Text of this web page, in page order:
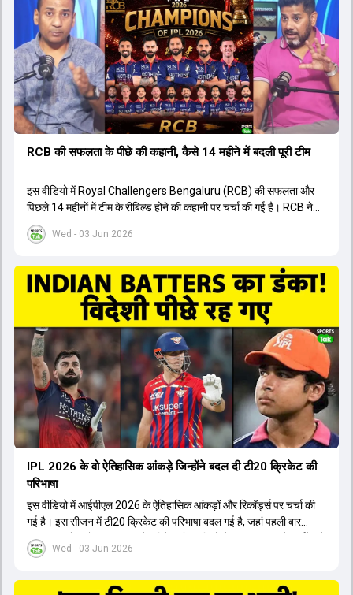
ने कहा कि टूर्नामेंट जीतने वाली टीम के अलावा इस सीजन की सबसे बड़ी बात इस
युवा खिलाड़ी का प्रदर्शन रहा है, जिसे देखने के लिए स्टेडियम में भारी भीड़ उमड़ती
थी। शानदार प्रदर्शन के बाद इस युवा खिलाड़ी को श्रीलंका में होने वाली
त्रिकोणीय सीरीज के लिए इंडिया ए टीम में भी शामिल कर लिया गया है।
Wed - 03 Jun 2026
RCB की सफलता के पीछे की कहानी, कैसे 14 महीने में बदली पूरी टीम
इस वीडियो में Royal Challengers Bengaluru (RCB) की सफलता और
पिछले 14 महीनों में टीम के रीबिल्ड होने की कहानी पर चर्चा की गई है। RCB ने
अपनी पुरानी गलतियों को स्वीकार करते हुए एक नया रिसेट बटन दबाया। टीम
मैनेजमेंट में Mo Bobat, Andy Flower, Dinesh Karthik और एनालिस्ट
के तहत Bhuvneshwar Kumar, Krunal Pandya और Rasikh Salam
जैसे भारतीय खिलाड़ियों को टीम में शामिल किया गया, जिन्होंने शानदार प्रदर्शन
किया। इसके अलावा, Virat Kohli की भूमिका में भी बदलाव देखा गया, जहां वह
अब टीम के युवा खिलाड़ियों के साथ ज्यादा जुड़े हुए नजर आते हैं। कप्तान Rajat
Patidar के नेतृत्व में टीम का कम्युनिकेशन बहुत स्पष्ट रहा है। एनालिस्ट से लेकर
मैनेजमेंट तक, सभी एक ही पेज पर रहते हैं, जिससे मैदान पर कोई कंफ्यूजन नहीं
होता। यही कारण है कि RCB ने लगातार सफलता हासिल की है।
Wed - 03 Jun 2026
IPL 2026 के वो ऐतिहासिक आंकड़े जिन्होंने बदल दी टी20 क्रिकेट की
परिभाषा
इस वीडियो में आईपीएल 2026 के ऐतिहासिक आंकड़ों और रिकॉर्ड्स पर चर्चा की
गई है। इस सीजन में टी20 क्रिकेट की परिभाषा बदल गई है, जहां पहली बार
भारतीय बल्लेबाजों का स्ट्राइक रेट विदेशी खिलाड़ियों से ज्यादा रहा। पूरे टूर्नामेंट में
1426 छक्के लगे और 65 बार टीमों ने 200 से ज्यादा का स्कोर बनाया, जो एक
स्ट्राइक रेट के साथ मोस्ट वैल्युएबल प्लेयर का खिताब जीता। इसके अलावा पंजाब